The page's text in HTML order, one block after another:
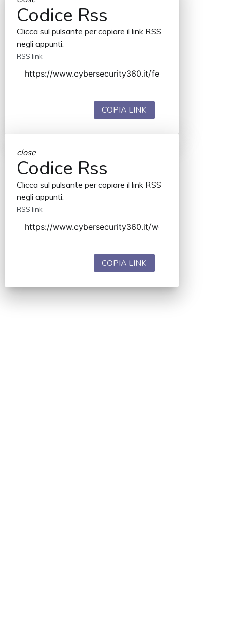
Codice Rss
Clicca sul pulsante per copiare il link RSS
negli appunti.
RSS link
COPIA LINK
close
Codice Rss
Clicca sul pulsante per copiare il link RSS
negli appunti.
RSS link
COPIA LINK